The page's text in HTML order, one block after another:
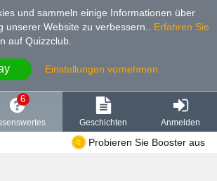
und sammeln einige Informationen über
unserer Website zu verbessern.
Erfahren Sie
auf Quizzclub.
Einstellungen vornehmen
6
Geschichten Anmelden
Probieren Sie Booster aus